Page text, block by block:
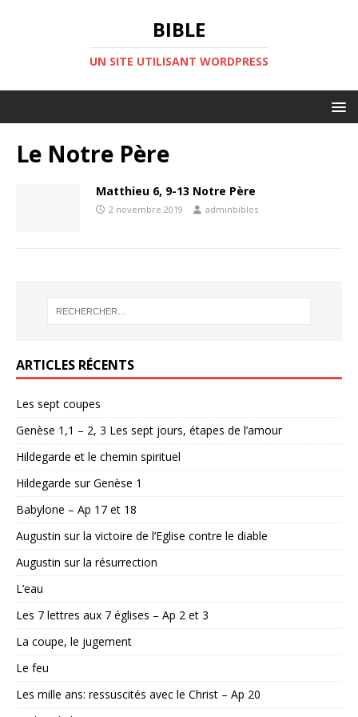
BIBLE
UN SITE UTILISANT WORDPRESS
Le Notre Père
Matthieu 6, 9-13 Notre Père
2 novembre 2019 adminbiblos
ARTICLES RÉCENTS
Les sept coupes
Genèse 1,1 – 2, 3 Les sept jours, étapes de l’amour
Hildegarde et le chemin spirituel
Hildegarde sur Genèse 1
Babylone – Ap 17 et 18
Augustin sur la victoire de l’Eglise contre le diable
Augustin sur la résurrection
L’eau
Les 7 lettres aux 7 églises – Ap 2 et 3
La coupe, le jugement
Le feu
Les mille ans: ressuscités avec le Christ – Ap 20